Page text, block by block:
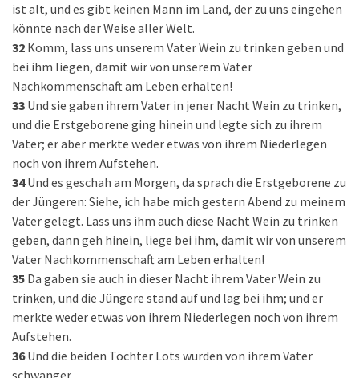
ist alt, und es gibt keinen Mann im Land, der zu uns eingehen
könnte nach der Weise aller Welt.
32 Komm, lass uns unserem Vater Wein zu trinken geben und
bei ihm liegen, damit wir von unserem Vater
Nachkommenschaft am Leben erhalten!
33 Und sie gaben ihrem Vater in jener Nacht Wein zu trinken,
und die Erstgeborene ging hinein und legte sich zu ihrem
Vater; er aber merkte weder etwas von ihrem Niederlegen
noch von ihrem Aufstehen.
34 Und es geschah am Morgen, da sprach die Erstgeborene zu
der Jüngeren: Siehe, ich habe mich gestern Abend zu meinem
Vater gelegt. Lass uns ihm auch diese Nacht Wein zu trinken
geben, dann geh hinein, liege bei ihm, damit wir von unserem
Vater Nachkommenschaft am Leben erhalten!
35 Da gaben sie auch in dieser Nacht ihrem Vater Wein zu
trinken, und die Jüngere stand auf und lag bei ihm; und er
merkte weder etwas von ihrem Niederlegen noch von ihrem
Aufstehen.
36 Und die beiden Töchter Lots wurden von ihrem Vater
schwanger.